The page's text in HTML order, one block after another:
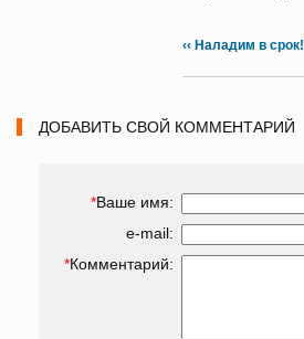
‹‹ Наладим в срок!
ДОБАВИТЬ СВОЙ КОММЕНТАРИЙ
*Ваше имя:
e-mail:
*Комментарий: